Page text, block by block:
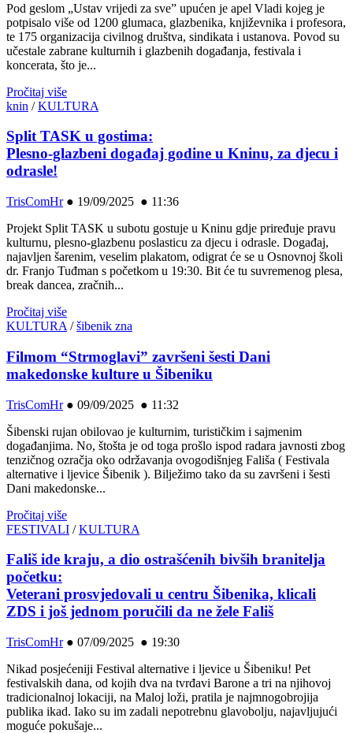
Pod geslom „Ustav vrijedi za sve” upućen je apel Vladi kojeg je
potpisalo više od 1200 glumaca, glazbenika, književnika i profesora,
te 175 organizacija civilnog društva, sindikata i ustanova. Povod su
učestale zabrane kulturnih i glazbenih događanja, festivala i
koncerata, što je...
Pročitaj više
knin /KULTURA
Split TASK u gostima:
Plesno-glazbeni događaj godine u Kninu, za djecu i
odrasle!
TrisComHr● 19/09/2025 ● 11:36
Projekt Split TASK u subotu gostuje u Kninu gdje priređuje pravu
kulturnu, plesno-glazbenu poslasticu za djecu i odrasle. Događaj,
najavljen šarenim, veselim plakatom, odigrat će se u Osnovnoj školi
dr. Franjo Tuđman s početkom u 19:30. Bit će tu suvremenog plesa,
break dancea, zračnih...
Pročitaj više
KULTURA /šibenik zna
Filmom “Strmoglavi” završeni šesti Dani
makedonske kulture u Šibeniku
TrisComHr● 09/09/2025 ● 11:32
Šibenski rujan obilovao je kulturnim, turističkim i sajmenim
događanjima. No, štošta je od toga prošlo ispod radara javnosti zbog
tenzičnog ozračja oko održavanja ovogodišnjeg Fališa ( Festivala
alternative i ljevice Šibenik ). Bilježimo tako da su završeni i šesti
Dani makedonske...
Pročitaj više
FESTIVALI /KULTURA
Fališ ide kraju, a dio ostrašćenih bivših branitelja
početku:
Veterani prosvjedovali u centru Šibenika, klicali
ZDS i još jednom poručili da ne žele Fališ
TrisComHr● 07/09/2025 ● 19:30
Nikad posjećeniji Festival alternative i ljevice u Šibeniku! Pet
festivalskih dana, od kojih dva na tvrđavi Barone a tri na njihovoj
tradicionalnoj lokaciji, na Maloj loži, pratila je najmnogobrojija
publika ikad. Iako su im zadali nepotrebnu glavobolju, najavljujući
moguće pokušaje...